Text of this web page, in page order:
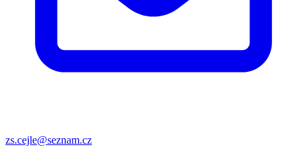
zs.cejle@seznam.cz